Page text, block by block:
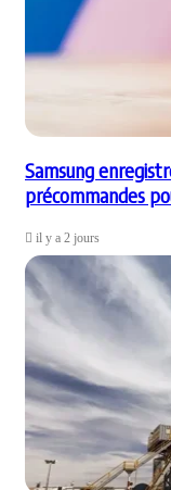
Samsung
précommandes
il y a 2 jours